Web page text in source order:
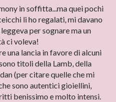
in soffitta...ma quei pochi
li ho regalati, mi davano
per sognare ma un
ci voleva!
una lancia in favore di alcuni
titoli della Lamb, della
(per citare quelle che mi
sono autentici gioiellini,
benissimo e molto intensi.